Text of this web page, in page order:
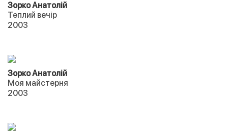
Зорко Анатолій
Теплий вечір
2003
Зорко Анатолій
Моя майстерня
2003